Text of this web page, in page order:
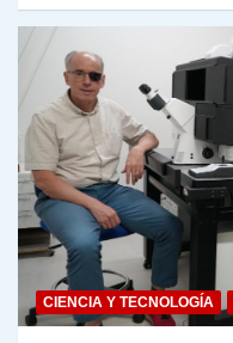
CIENCIA Y TECNOLOGÍA